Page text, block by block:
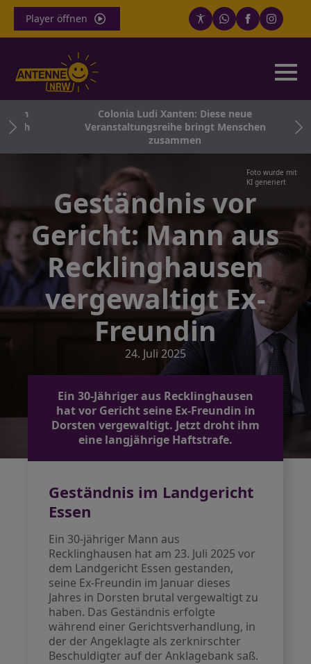
Player öffnen
Colonia Ludi Xanten: Diese neue
Veranstaltungsreihe bringt Menschen
zusammen
Foto wurde mit
KI generiert
Geständnis vor
Gericht: Mann aus
Recklinghausen
vergewaltigt Ex-
Freundin
24. Juli 2025
Ein 30-Jähriger aus Recklinghausen
hat vor Gericht seine Ex-Freundin in
Dorsten vergewaltigt. Jetzt droht ihm
eine langjährige Haftstrafe.
Geständnis im Landgericht
Essen
Ein 30-jähriger Mann aus
Recklinghausen hat am 23. Juli 2025 vor
dem Landgericht Essen gestanden,
seine Ex-Freundin im Januar dieses
Jahres in Dorsten brutal vergewaltigt zu
haben. Das Geständnis erfolgte
während einer Gerichtsverhandlung, in
der der Angeklagte als zerknirschter
Beschuldigter auf der Anklagebank saß.